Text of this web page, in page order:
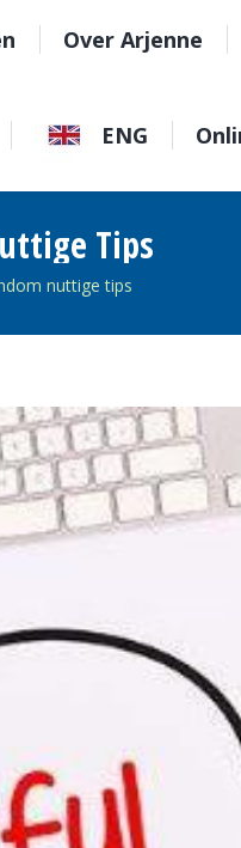
Over Arjenne
ENG
Tips
nuttige tips